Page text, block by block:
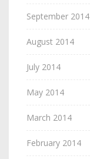
September 2014
August 2014
July 2014
May 2014
March 2014
February 2014